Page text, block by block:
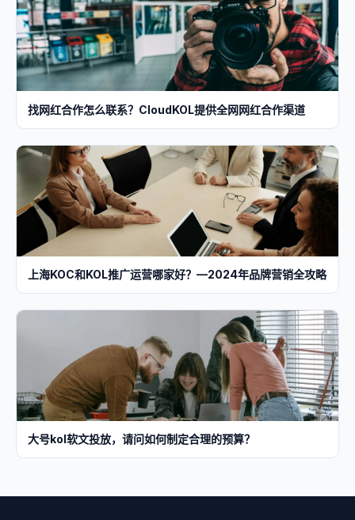
找网红合作怎么联系？CloudKOL提供全网网红合作渠道
上海KOC和KOL推广运营哪家好？—2024年品牌营销全攻略
大号kol软文投放，请问如何制定合理的预算？